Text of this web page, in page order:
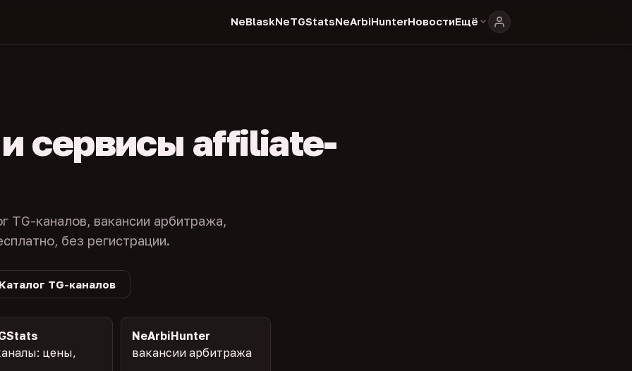
NeBlaskNeTGStatsNeArbiHunterНовостиЕщё
сервисы affiliate-
TG-каналов, вакансии арбитража,
без регистрации.
TG-каналов
цены,
NeArbiHunter
вакансии арбитража